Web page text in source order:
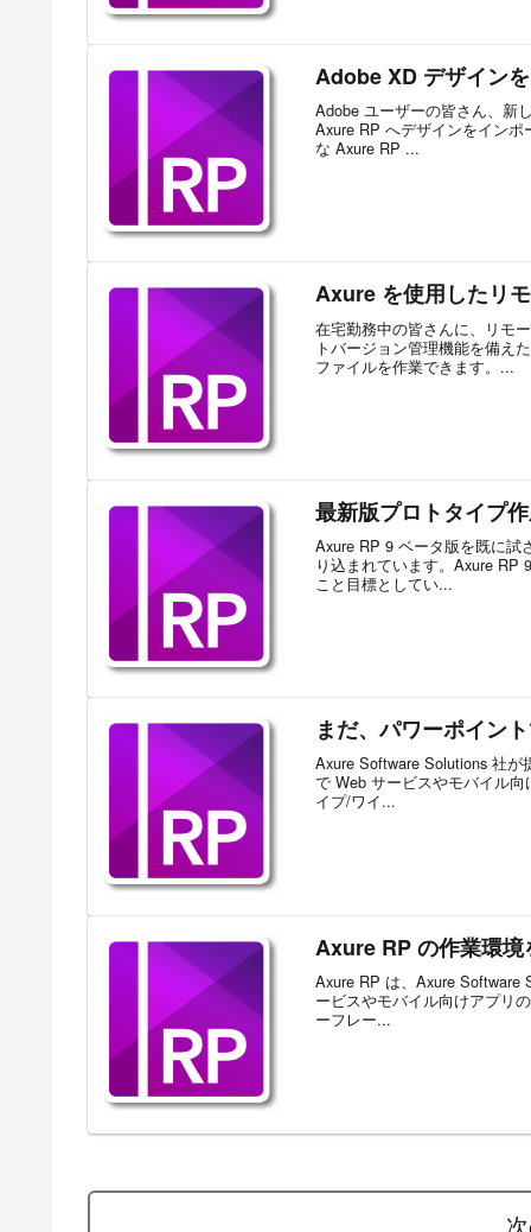
Adobe XD デザイン
Adobe ユーザーの皆さん、新
Axure RP へデザインをイン
な Axure RP ...
Axure を使用したリ
在宅勤務中の皆さんに、リモ
トバージョン管理機能を備え
ファイルを作業できます。...
最新版プロトタイプ
Axure RP 9 ベータ版を既に試
り込まれています。Axure RP
こと目標としてい...
まだ、パワーポイン
Axure Software Solutions 社
で Web サービスやモバイル
イプ/ワイ...
Axure RP の作業環
Axure RP は、Axure Software
ービスやモバイル向けアプリ
ーフレー...